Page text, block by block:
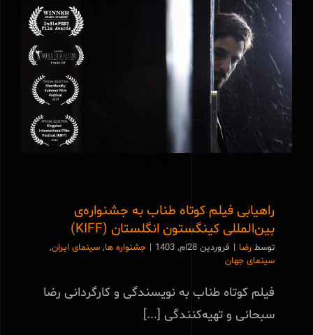
راهیابی فیلم کوتاه طناب به جشنواره‌ی
بین‌المللی کینگستون انگلستان (KIFF)
راهیابی فیلم کوتاه طناب به جشنواره‌ی
بین‌المللی کینگستون انگلستان (KIFF)
توسط رضا | فروردین 28ام, 1403 | جشنواره ها, سینمای ایران,
سینمای جهان
فیلم کوتاه طناب به نویسندگی و کارگردانی رضا
سبحانی و تهیه‌کنندگی [...]